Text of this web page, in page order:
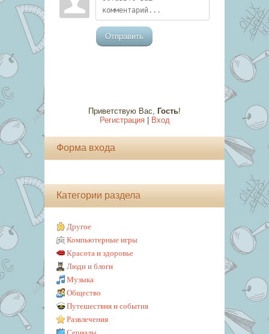
Отправить
Приветствую Вас, Гость!
Регистрация| Вход
Форма входа
Категории раздела
Другое
Компьютерные игры
Красота и здоровье
Люди и блоги
Музыка
Общество
Путешествия и события
Развлечения